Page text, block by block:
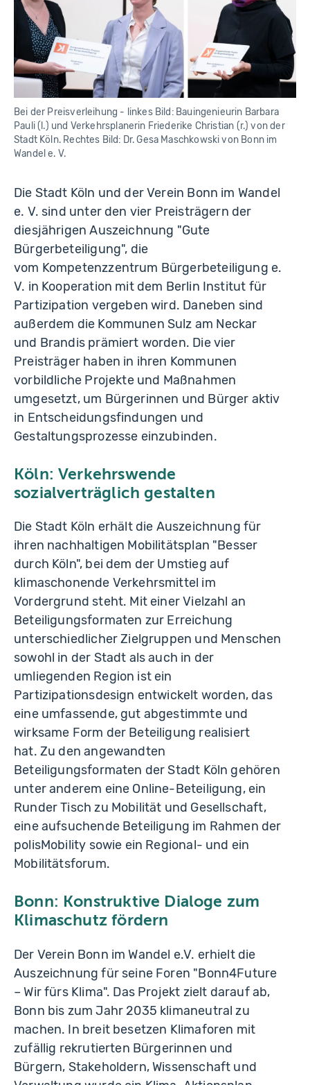
Bei der Preisverleihung - linkes Bild: Bauingenieurin Barbara
Pauli (l.) und Verkehrsplanerin Friederike Christian (r.) von der
Stadt Köln. Rechtes Bild: Dr. Gesa Maschkowski von Bonn im
Wandel e. V.
Die Stadt Köln und der Verein Bonn im Wandel
e. V. sind unter den vier Preisträgern der
diesjährigen Auszeichnung "Gute
Bürgerbeteiligung", die
vom Kompetenzzentrum Bürgerbeteiligung e.
V. in Kooperation mit dem Berlin Institut für
Partizipation vergeben wird. Daneben sind
außerdem die Kommunen Sulz am Neckar
und Brandis prämiert worden. Die vier
Preisträger haben in ihren Kommunen
vorbildliche Projekte und Maßnahmen
umgesetzt, um Bürgerinnen und Bürger aktiv
in Entscheidungsfindungen und
Gestaltungsprozesse einzubinden.
Köln: Verkehrswende
sozialverträglich gestalten
Die Stadt Köln erhält die Auszeichnung für
ihren nachhaltigen Mobilitätsplan "Besser
durch Köln", bei dem der Umstieg auf
klimaschonende Verkehrsmittel im
Vordergrund steht. Mit einer Vielzahl an
Beteiligungsformaten zur Erreichung
unterschiedlicher Zielgruppen und Menschen
sowohl in der Stadt als auch in der
umliegenden Region ist ein
Partizipationsdesign entwickelt worden, das
eine umfassende, gut abgestimmte und
wirksame Form der Beteiligung realisiert
hat. Zu den angewandten
Beteiligungsformaten der Stadt Köln gehören
unter anderem eine Online-Beteiligung, ein
Runder Tisch zu Mobilität und Gesellschaft,
eine aufsuchende Beteiligung im Rahmen der
polisMobility sowie ein Regional- und ein
Mobilitätsforum.
Bonn: Konstruktive Dialoge zum
Klimaschutz fördern
Der Verein Bonn im Wandel e.V. erhielt die
Auszeichnung für seine Foren "Bonn4Future
– Wir fürs Klima". Das Projekt zielt darauf ab,
Bonn bis zum Jahr 2035 klimaneutral zu
machen. In breit besetzen Klimaforen mit
zufällig rekrutierten Bürgerinnen und
Bürgern, Stakeholdern, Wissenschaft und